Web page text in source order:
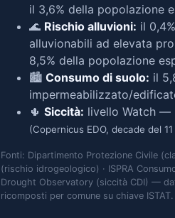
il 3,6% della popolazione
🌊 Rischio alluvioni: il
alluvionabili ad elevata
8,5% della popolazione
🏙️ Consumo di suolo: il
impermeabilizzato/
🌵 Siccità: livello Watch —
(Copernicus EDO, decade del
Fonti: Dipartimento Protezione Civile
(rischio idrogeologico) · ISPRA
Drought Observatory (siccità CDI) —
ricomposti per comune su chiave ISTAT.